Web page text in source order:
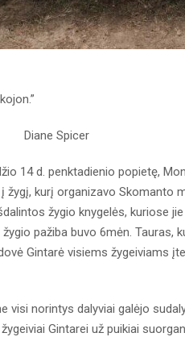
14 d. penktadienio popietę,
kurį organizavo Skomanto
žygio knygelės, kuriose
pažiba buvo 6mėn. Tauras,
Gintarė visiems žygeiviams
visi norintys dalyviai galėjo
Gintarei už puikiai